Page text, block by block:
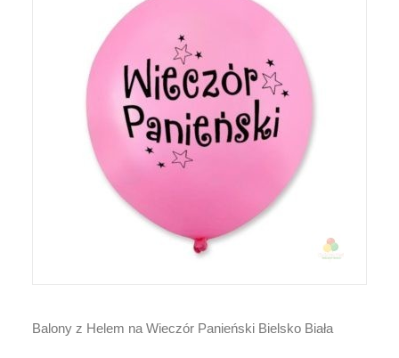
Balony z Helem na Wieczór Panieński Bielsko Biała